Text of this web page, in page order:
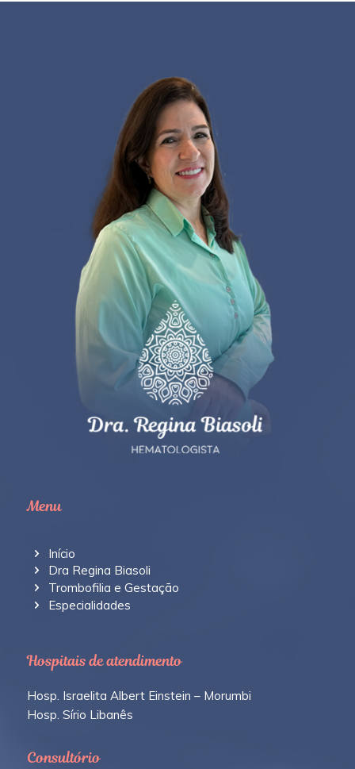
Menu
Início
Dra Regina Biasoli
Trombofilia e Gestação
Especialidades
Hospitais de atendimento
Hosp. Israelita Albert Einstein – Morumbi
Hosp. Sírio Libanês
Consultório